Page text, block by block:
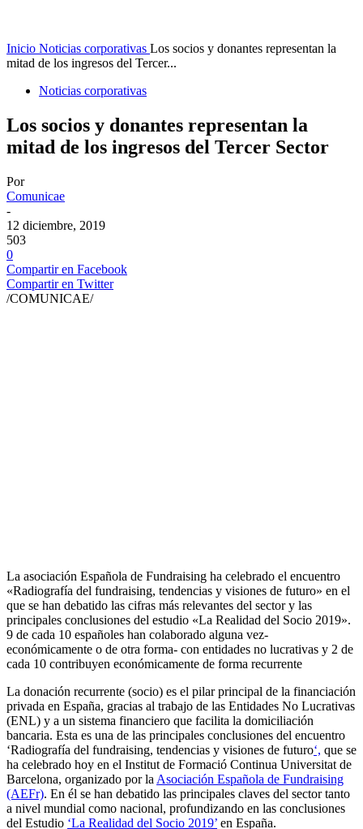
Inicio Noticias corporativas Los socios y donantes representan la
mitad de los ingresos del Tercer...
Noticias corporativas
Los socios y donantes representan la
mitad de los ingresos del Tercer Sector
Por
Comunicae
-
12 diciembre, 2019
503
0
Compartir en Facebook
Compartir en Twitter
/COMUNICAE/
La asociación Española de Fundraising ha celebrado el encuentro
«Radiografía del fundraising, tendencias y visiones de futuro» en el
que se han debatido las cifras más relevantes del sector y las
principales conclusiones del estudio «La Realidad del Socio 2019».
9 de cada 10 españoles han colaborado alguna vez-
económicamente o de otra forma- con entidades no lucrativas y 2 de
cada 10 contribuyen económicamente de forma recurrente
La donación recurrente (socio) es el pilar principal de la financiación
privada en España, gracias al trabajo de las Entidades No Lucrativas
(ENL) y a un sistema financiero que facilita la domiciliación
bancaria. Esta es una de las principales conclusiones del encuentro
‘Radiografía del fundraising, tendencias y visiones de futuro‘, que se
ha celebrado hoy en el Institut de Formació Continua Universitat de
Barcelona, organizado por la Asociación Española de Fundraising
(AEFr). En él se han debatido las principales claves del sector tanto
a nivel mundial como nacional, profundizando en las conclusiones
del Estudio ‘La Realidad del Socio 2019’ en España.